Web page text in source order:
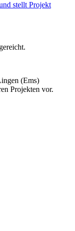
stellt Projekt
(Ems)
Projekten vor.